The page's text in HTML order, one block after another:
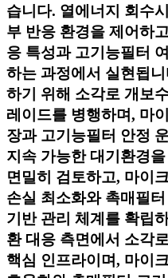
습니다. 열에너지 회수
부 반응 환경을 제어하
응 특성과 고기능필터
하는 과정에서 실현됩
하기 위해 소각로 개보
레이드를 병행하며, 마
장과 고기능필터 안정
지속 가능한 대기환경
면밀히 검토하고, 마이
손실 최소화와 촉매필
기반 관리 체계를 확립
환 대응 측면에서 소각
핵심 인프라이며, 마이